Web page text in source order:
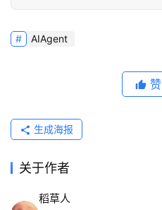
AIAgent
赞
生成海报
关于作者
稻草人